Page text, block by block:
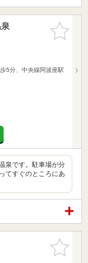
お気に入
りに追加
5分、中央線阿波座駅
泉です。駐車場が分
てすぐのところにあ
お気に入
りに追加